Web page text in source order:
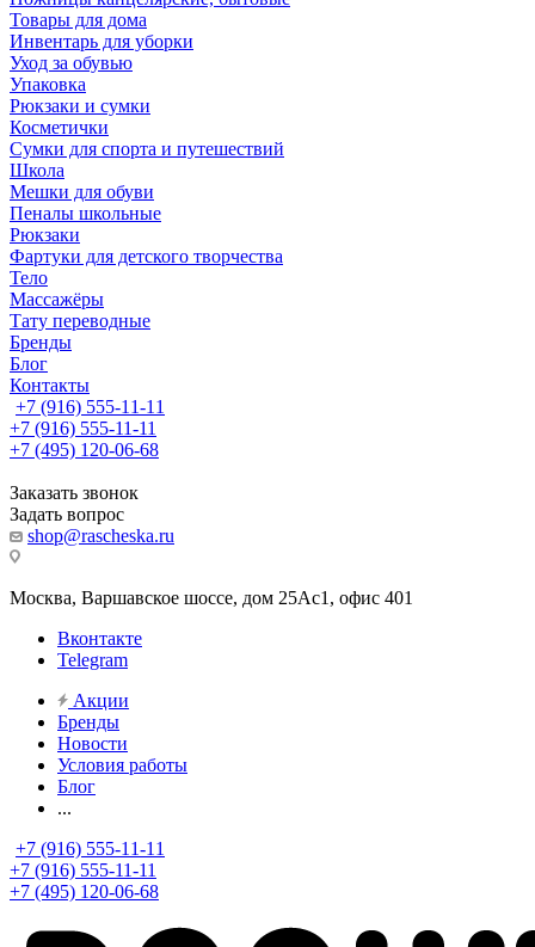
Товары для дома
Инвентарь для уборки
Уход за обувью
Упаковка
Рюкзаки и сумки
Косметички
Сумки для спорта и путешествий
Школа
Мешки для обуви
Пеналы школьные
Рюкзаки
Фартуки для детского творчества
Тело
Массажёры
Тату переводные
Бренды
Блог
Контакты
+7 (916) 555-11-11
+7 (916) 555-11-11
+7 (495) 120-06-68
Заказать звонок
Задать вопрос
shop@rascheska.ru
Москва, Варшавское шоссе, дом 25Аc1, офис 401
Вконтакте
Telegram
Акции
Бренды
Новости
Условия работы
Блог
...
+7 (916) 555-11-11
+7 (916) 555-11-11
+7 (495) 120-06-68